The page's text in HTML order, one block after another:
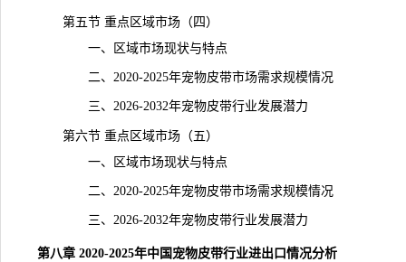
第五节 重点区域市场（四）
一、区域市场现状与特点
二、2020-2025年宠物皮带市场需求规模情况
三、2026-2032年宠物皮带行业发展潜力
第六节 重点区域市场（五）
一、区域市场现状与特点
二、2020-2025年宠物皮带市场需求规模情况
三、2026-2032年宠物皮带行业发展潜力
第八章 2020-2025年中国宠物皮带行业进出口情况分析